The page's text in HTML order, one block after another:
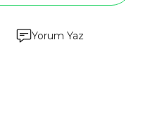
Yorum Yaz